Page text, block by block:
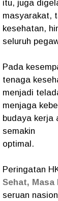
itu, juga
masyarakat,
kesehatan,
seluruh
Pada
tenaga
menjadi
menjaga
budaya kerja
semakin
optimal.
Peringatan
Sehat, Masa
seruan